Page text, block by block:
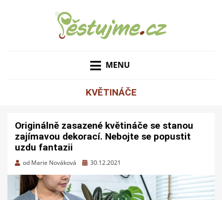
MENU
KVĚTINÁČE
Originálně zasazené květináče se stanou
zajímavou dekorací. Nebojte se popustit
uzdu fantazii
od Marie Nováková
Zveřejněno
30.12.2021